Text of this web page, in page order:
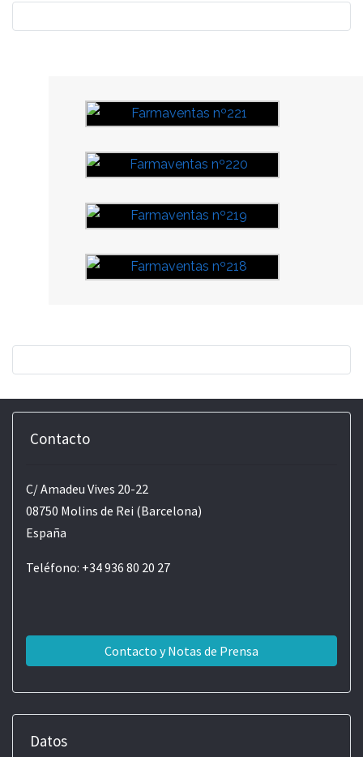
Contacto
C/ Amadeu Vives 20-22
08750 Molins de Rei (Barcelona)
España
Teléfono: +34 936 80 20 27
Contacto y Notas de Prensa
Datos